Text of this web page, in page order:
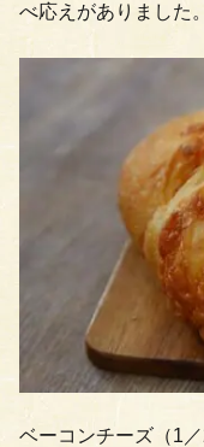
べ応えがありました
ベーコンチーズ（1／